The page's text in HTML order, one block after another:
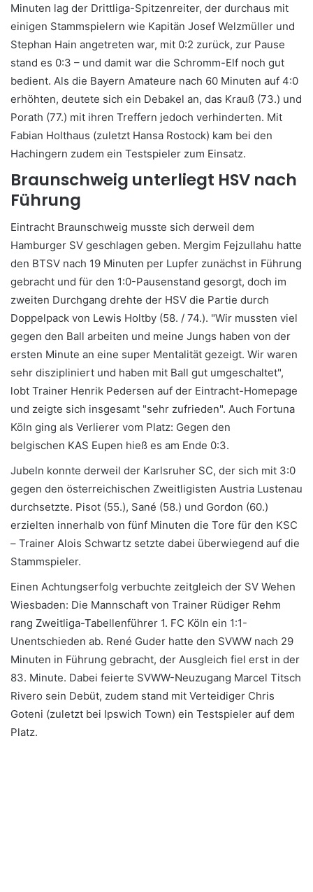
Minuten lag der Drittliga-Spitzenreiter, der durchaus mit
einigen Stammspielern wie Kapitän Josef Welzmüller und
Stephan Hain angetreten war, mit 0:2 zurück, zur Pause
stand es 0:3 – und damit war die Schromm-Elf noch gut
bedient. Als die Bayern Amateure nach 60 Minuten auf 4:0
erhöhten, deutete sich ein Debakel an, das Krauß (73.) und
Porath (77.) mit ihren Treffern jedoch verhinderten. Mit
Fabian Holthaus (zuletzt Hansa Rostock) kam bei den
Hachingern zudem ein Testspieler zum Einsatz.
Braunschweig unterliegt HSV nach
Führung
Eintracht Braunschweig musste sich derweil dem
Hamburger SV geschlagen geben. Mergim Fejzullahu hatte
den BTSV nach 19 Minuten per Lupfer zunächst in Führung
gebracht und für den 1:0-Pausenstand gesorgt, doch im
zweiten Durchgang drehte der HSV die Partie durch
Doppelpack von Lewis Holtby (58. / 74.). "Wir mussten viel
gegen den Ball arbeiten und meine Jungs haben von der
ersten Minute an eine super Mentalität gezeigt. Wir waren
sehr diszipliniert und haben mit Ball gut umgeschaltet",
lobt Trainer Henrik Pedersen auf der Eintracht-Homepage
und zeigte sich insgesamt "sehr zufrieden". Auch Fortuna
Köln ging als Verlierer vom Platz: Gegen den
belgischen KAS Eupen hieß es am Ende 0:3.
Jubeln konnte derweil der Karlsruher SC, der sich mit 3:0
gegen den österreichischen Zweitligisten Austria Lustenau
durchsetzte. Pisot (55.), Sané (58.) und Gordon (60.)
erzielten innerhalb von fünf Minuten die Tore für den KSC
– Trainer Alois Schwartz setzte dabei überwiegend auf die
Stammspieler.
Einen Achtungserfolg verbuchte zeitgleich der SV Wehen
Wiesbaden: Die Mannschaft von Trainer Rüdiger Rehm
rang Zweitliga-Tabellenführer 1. FC Köln ein 1:1-
Unentschieden ab. René Guder hatte den SVWW nach 29
Minuten in Führung gebracht, der Ausgleich fiel erst in der
83. Minute. Dabei feierte SVWW-Neuzugang Marcel Titsch
Rivero sein Debüt, zudem stand mit Verteidiger Chris
Goteni (zuletzt bei Ipswich Town) ein Testspieler auf dem
Platz.